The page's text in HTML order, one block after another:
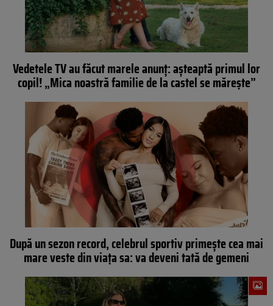
Vedetele TV au făcut marele anunț: așteaptă primul lor
copil! „Mica noastră familie de la castel se mărește”
După un sezon record, celebrul sportiv primește cea mai
mare veste din viața sa: va deveni tată de gemeni